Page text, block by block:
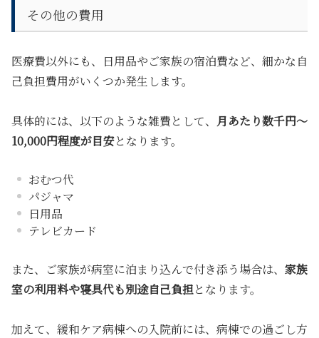
その他の費用
医療費以外にも、日用品やご家族の宿泊費など、細かな自
己負担費用がいくつか発生します。
具体的には、以下のような雑費として、 月あたり数千円〜
10,000円程度が目安となります。
おむつ代
パジャマ
日用品
テレビカード
また、ご家族が病室に泊まり込んで付き添う場合は、 家族
室の利用料や寝具代も別途自己負担となります。
加えて、緩和ケア病棟への入院前には、病棟での過ごし方